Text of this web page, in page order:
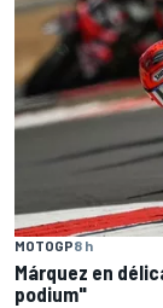
MOTOGP8 h
Márquez en
podium"